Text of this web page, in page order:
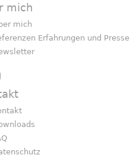
mich
mich
Erfahrungen und Presse